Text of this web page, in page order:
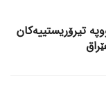
تیرۆریستییەکان